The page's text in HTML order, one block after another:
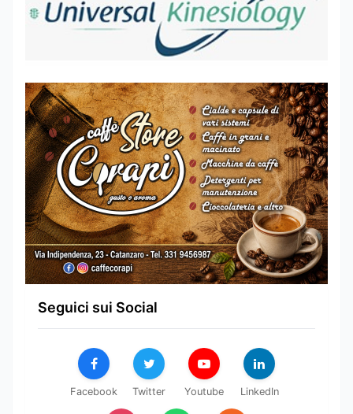
Seguici sui Social
Facebook Twitter Youtube LinkedIn